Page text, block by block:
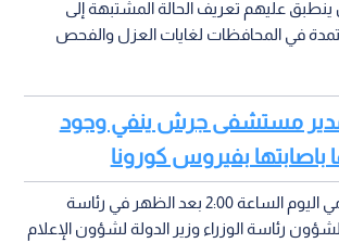
عليهم تعريف الحالة المشتبهة إلى
في المحافظات لغايات العزل والفحص
: مدير مستشفى جرش ينفي وجود
باصابتها بفيروس كورونا
تم تنظيم إيجاز إعلامي اليوم الساعة 2:00 بعد الظهر في رئاسة
لشؤون رئاسة الوزراء وزير الدولة لشؤون الإعلام